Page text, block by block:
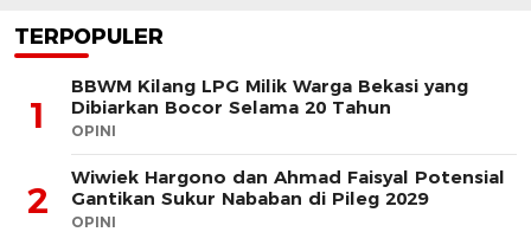
TERPOPULER
1
BBWM Kilang LPG Milik Warga Bekasi yang
Dibiarkan Bocor Selama 20 Tahun
OPINI
2
Wiwiek Hargono dan Ahmad Faisyal Potensial
Gantikan Sukur Nababan di Pileg 2029
OPINI